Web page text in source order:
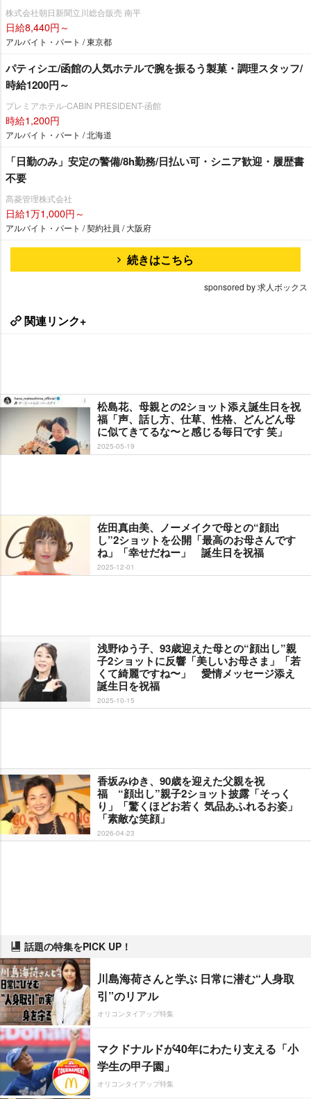
株式会社朝日新聞立川総合販売 南平
日給8,440円～
アルバイト・パート / 東京都
パティシエ/函館の人気ホテルで腕を振るう製菓・調理スタッフ/
時給1200円～
プレミアホテル-CABIN PRESIDENT-函館
時給1,200円
アルバイト・パート / 北海道
「日勤のみ」安定の警備/8h勤務/日払い可・シニア歓迎・履歴書
不要
髙菱管理株式会社
日給1万1,000円～
アルバイト・パート / 契約社員 / 大阪府
続きはこちら
sponsored by 求人ボックス
関連リンク+
松島花、母親との2ショット添え誕生日を祝
福「声、話し方、仕草、性格、どんどん母
に似てきてるな〜と感じる毎日です 笑」
2025-05-19
佐田真由美、ノーメイクで母との“顔出
し”2ショットを公開「最高のお母さんです
ね」「幸せだねー」 誕生日を祝福
2025-12-01
浅野ゆう子、93歳迎えた母との“顔出し”親
子2ショットに反響「美しいお母さま」「若
くて綺麗ですね〜」 愛情メッセージ添え
誕生日を祝福
2025-10-15
香坂みゆき、90歳を迎えた父親を祝
福 “顔出し”親子2ショット披露「そっく
り」「驚くほどお若く 気品あふれるお姿」
「素敵な笑顔」
2026-04-23
話題の特集をPICK UP！
川島海荷さんと学ぶ 日常に潜む“人身取
引”のリアル
オリコンタイアップ特集
マクドナルドが40年にわたり支える「小
学生の甲子園」
オリコンタイアップ特集